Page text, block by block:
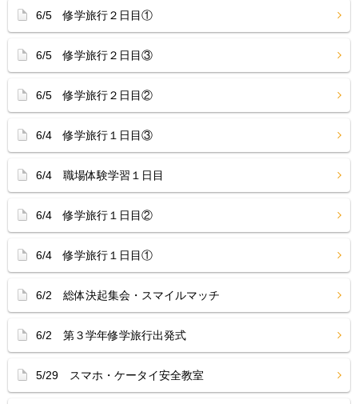
6/5 修学旅行２日目①
6/5 修学旅行２日目③
6/5 修学旅行２日目②
6/4 修学旅行１日目③
6/4 職場体験学習１日目
6/4 修学旅行１日目②
6/4 修学旅行１日目①
6/2 総体決起集会・スマイルマッチ
6/2 第３学年修学旅行出発式
5/29 スマホ・ケータイ安全教室